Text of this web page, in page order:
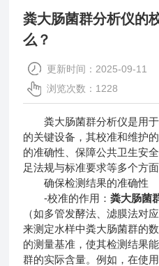
粪大肠菌群分析仪的
么？
更新时间：2025-09-11
浏览次数：1228
粪大肠菌群分析仪是用于
的关键设备，其校准和维护
的准确性、保障公共卫生安
足法规与标准要求等多个方
确保检测结果的准确性
-校准的作用：粪大肠菌
（如多管发酵法、滤膜法对
来测定水样中粪大肠菌群的
的测量基准，使其检测结果
群的实际含量。例如，在使